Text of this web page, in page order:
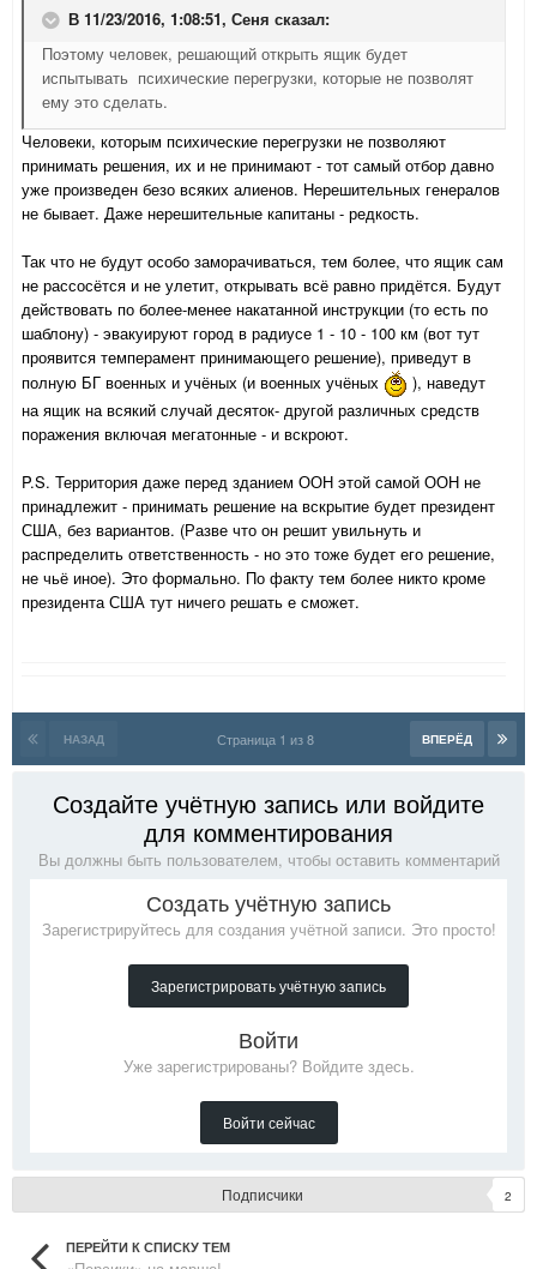
В 11/23/2016, 1:08:51, Сеня сказал:
Поэтому человек, решающий открыть ящик будет
испытывать психические перегрузки, которые не позволят
ему это сделать.
Человеки, которым психические перегрузки не позволяют
принимать решения, их и не принимают - тот самый отбор давно
уже произведен безо всяких алиенов. Нерешительных генералов
не бывает. Даже нерешительные капитаны - редкость.
Так что не будут особо заморачиваться, тем более, что ящик сам
не рассосётся и не улетит, открывать всё равно придётся. Будут
действовать по более-менее накатанной инструкции (то есть по
шаблону) - эвакуируют город в радиусе 1 - 10 - 100 км (вот тут
проявится темперамент принимающего решение), приведут в
полную БГ военных и учёных (и военных учёных
), наведут
на ящик на всякий случай десяток- другой различных средств
поражения включая мегатонные - и вскроют.
P.S. Территория даже перед зданием ООН этой самой ООН не
принадлежит - принимать решение на вскрытие будет президент
США, без вариантов. (Разве что он решит увильнуть и
распределить ответственность - но это тоже будет его решение,
не чьё иное). Это формально. По факту тем более никто кроме
президента США тут ничего решать е сможет.
НАЗАД ВПЕРЁД
Страница 1 из 8
Создайте учётную запись или войдите
для комментирования
Вы должны быть пользователем, чтобы оставить комментарий
Создать учётную запись
Зарегистрируйтесь для создания учётной записи. Это просто!
Зарегистрировать учётную запись
Войти
Уже зарегистрированы? Войдите здесь.
Войти сейчас
Подписчики 2
ПЕРЕЙТИ К СПИСКУ ТЕМ